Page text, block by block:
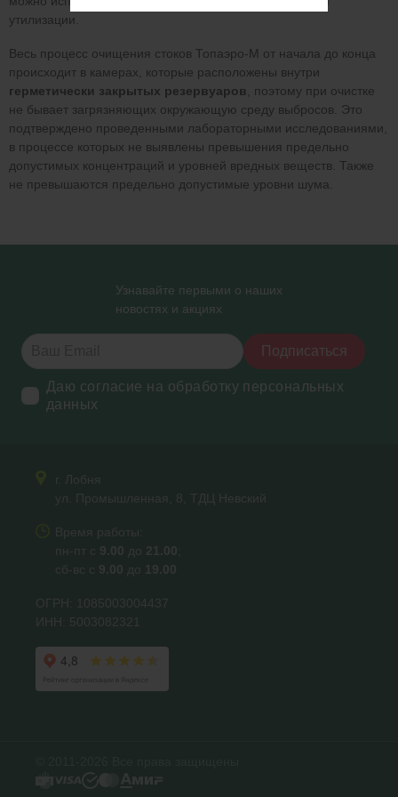
утилизации.
Весь процесс очищения стоков Топаэро-М от начала до конца
происходит в камерах, которые расположены внутри
герметически закрытых резервуаров , поэтому при очистке
не бывает загрязняющих окружающую среду выбросов. Это
подтверждено проведенными лабораторными исследованиями,
в процессе которых не выявлены превышения предельно
допустимых концентраций и уровней вредных веществ. Также
не превышаются предельно допустимые уровни шума.
Узнавайте первыми о наших
новостях и акциях
Подписаться
Даю согласие на обработку персональных
данных